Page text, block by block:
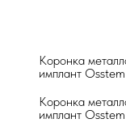
Коронка
имплант
Коронка
имплант